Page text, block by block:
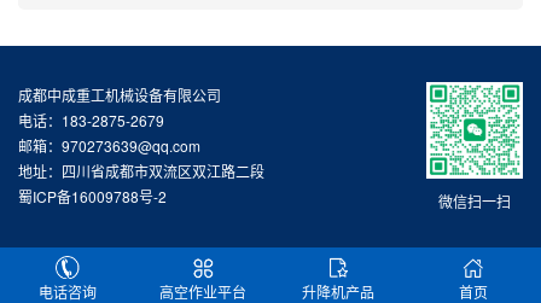
微信扫一扫
成都中成重工机械设备有限公司
电话：183-2875-2679
邮箱：970273639@qq.com
地址：四川省成都市双流区双江路二段
蜀ICP备16009788号-2
电话咨询 高空作业平台 升降机产品 首页